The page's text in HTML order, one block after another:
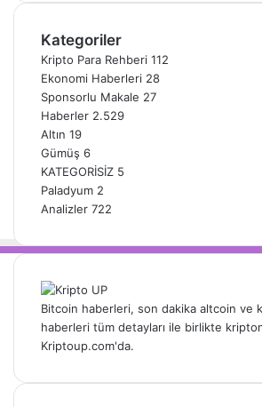
Kategoriler
Kripto Para Rehberi 112
Ekonomi Haberleri 28
Sponsorlu Makale 27
Haberler 2.529
Altın 19
Gümüş 6
KATEGORİSİZ 5
Paladyum 2
Analizler 722
Bitcoin haberleri, son dakika altcoin ve
haberleri tüm detayları ile birlikte
Kriptoup.com'da.